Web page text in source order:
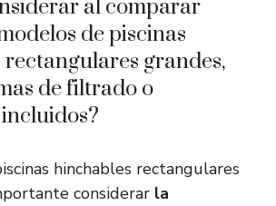
al comparar
de piscinas
grandes,
de filtrado o
hinchables rectangulares
considerar la